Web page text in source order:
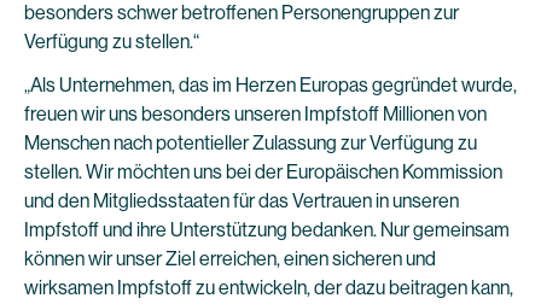
besonders schwer betroffenen Personengruppen zur
Verfügung zu stellen.“
„Als Unternehmen, das im Herzen Europas gegründet wurde,
freuen wir uns besonders unseren Impfstoff Millionen von
Menschen nach potentieller Zulassung zur Verfügung zu
stellen. Wir möchten uns bei der Europäischen Kommission
und den Mitgliedsstaaten für das Vertrauen in unseren
Impfstoff und ihre Unterstützung bedanken. Nur gemeinsam
können wir unser Ziel erreichen, einen sicheren und
wirksamen Impfstoff zu entwickeln, der dazu beitragen kann,